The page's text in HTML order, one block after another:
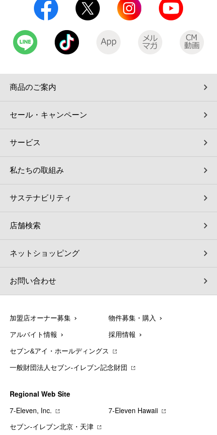
商品のご案内
セール・キャンペーン
サービス
私たちの取組み
サステナビリティ
店舗検索
ネットショッピング
お問い合わせ
加盟店オーナー募集 物件募集・購入
アルバイト情報 採用情報
セブン&アイ・ホールディングス
一般財団法人セブン-イレブン記念財団
Regional Web Site
7‐Eleven, Inc.
7‐Eleven Hawaii
セブン‐イレブン北京・天津